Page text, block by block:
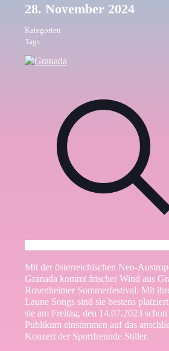
28. November 2024
Kategorien
Tags
Mit der österreichischen Neo-
Granada kommt frischer Wind aus
Rosenheimer Sommerfestival. Mit
Laune Songs sind sie bestens
sie am Freitag, den 14.07.2023 schon
Publikum einstimmen auf das
Konzert der Sportfreunde Stiller.